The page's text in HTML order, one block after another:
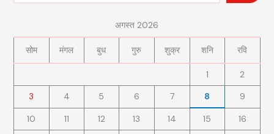
अगस्त 2026
सोम मंगल बुध गुरु शुक्र शनि रवि
1
2
3
4 5 6 7 8 9
10 11 12 13 14 15
16